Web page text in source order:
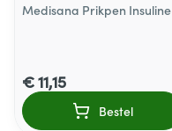
Medisana Prikpen Insuline
€ 11,15
Bestel